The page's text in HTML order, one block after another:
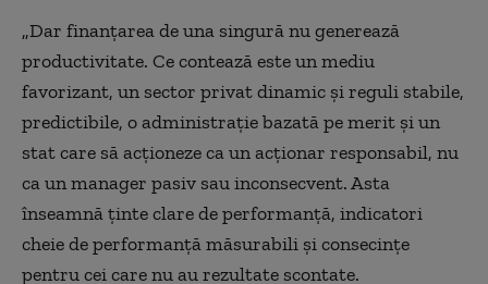
„Dar finanţarea de una singură nu generează
productivitate. Ce contează este un mediu
favorizant, un sector privat dinamic şi reguli stabile,
predictibile, o administraţie bazată pe merit şi un
stat care să acţioneze ca un acţionar responsabil, nu
ca un manager pasiv sau inconsecvent. Asta
înseamnă ţinte clare de performanţă, indicatori
cheie de performanţă măsurabili şi consecinţe
pentru cei care nu au rezultate scontate.